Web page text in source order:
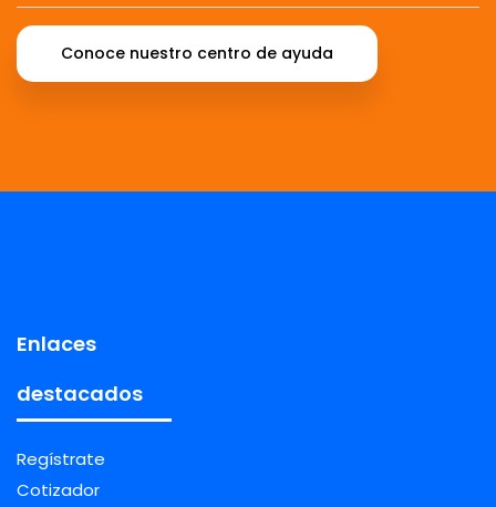
Conoce nuestro centro de ayuda
Enlaces
destacados
Regístrate
Cotizador